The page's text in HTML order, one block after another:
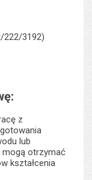
3192)
z
lub
mogą otrzymać
kształcenia